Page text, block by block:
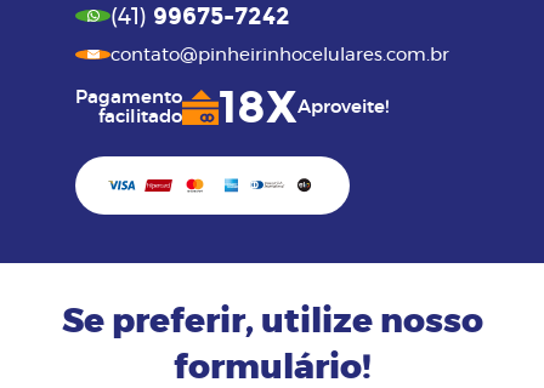
(41) 99675-7242
contato@pinheirinhocelulares.com.br
Pagamento
facilitado
18XAproveite!
Se preferir, utilize nosso
formulário!